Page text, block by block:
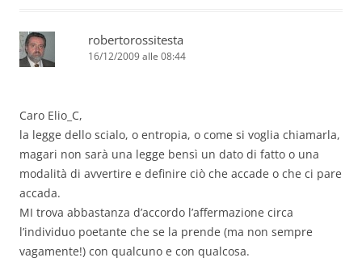
robertorossitesta
16/12/2009 alle 08:44
Caro Elio_C,
la legge dello scialo, o entropia, o come si voglia chiamarla,
magari non sarà una legge bensì un dato di fatto o una
modalità di avvertire e definire ciò che accade o che ci pare
accada.
MI trova abbastanza d’accordo l’affermazione circa
l’individuo poetante che se la prende (ma non sempre
vagamente!) con qualcuno e con qualcosa.